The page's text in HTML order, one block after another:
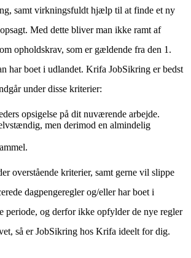
samt virkningsfuldt hjælp til at finde et ny
Med dette bliver man ikke ramt af
opholdskrav, som er gældende fra den 1.
har boet i udlandet. Krifa JobSikring er bedst
under disse kriterier:
opsigelse på dit nuværende arbejde.
men derimod en almindelig
overstående kriterier, samt gerne vil slippe
dagpengeregler og/eller har boet i
periode, og derfor ikke opfylder de nye regler
så er JobSikring hos Krifa ideelt for dig.